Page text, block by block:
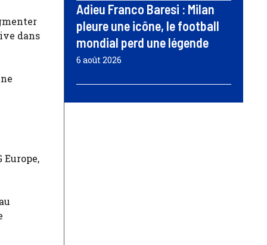
dans
Europe,
Adieu Franco Baresi : Milan
pleure une icône, le football
mondial perd une légende
6 août 2026